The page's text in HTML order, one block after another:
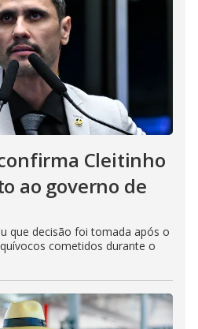
Cleitinho
ao governo de
que decisão foi tomada após o
cometidos durante o